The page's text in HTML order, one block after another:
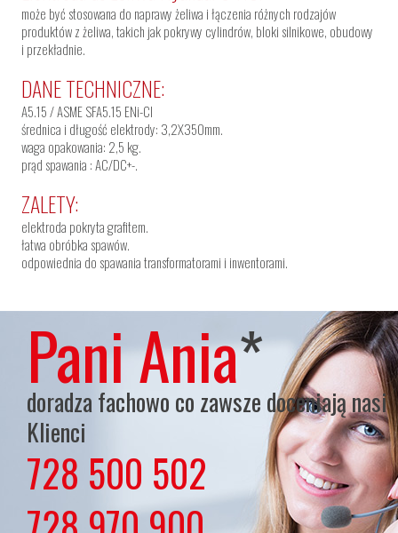
może być stosowana do naprawy żeliwa i łączenia różnych rodzajów
produktów z żeliwa, takich jak pokrywy cylindrów, bloki silnikowe, obudowy
i przekładnie.
DANE TECHNICZNE:
A5.15 / ASME SFA5.15 ENi-Cl
średnica i długość elektrody: 3,2X350mm.
waga opakowania: 2,5 kg.
prąd spawania : AC/DC+-.
ZALETY:
elektroda pokryta grafitem.
łatwa obróbka spawów.
odpowiednia do spawania transformatorami i inwentorami.
Pani Ania*
doradza fachowo co zawsze doceniają nasi
Klienci
728 500 502